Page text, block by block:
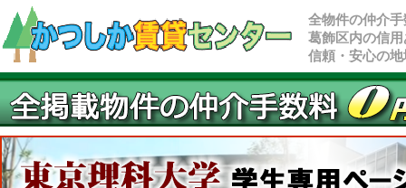
全物件の仲介
葛飾区内の信
信頼・安心の